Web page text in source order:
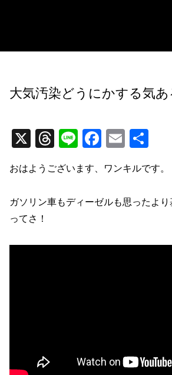
大気汚染どうにかする気あ
X
T
e
a
d
Li
e
F
c
e
o
E
ail
おはようございます、ワンキルです。
ガソリン車もディーゼルも思ったよ
ってさ！